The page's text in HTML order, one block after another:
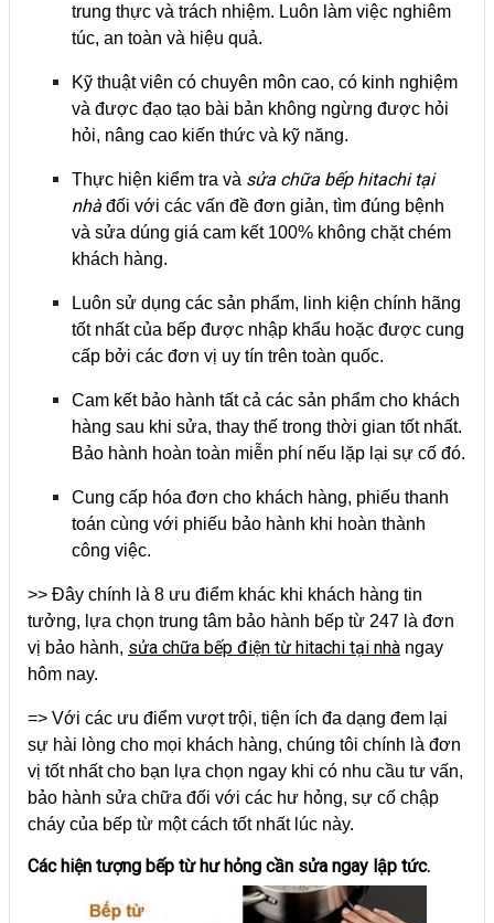
trung thực và trách nhiệm. Luôn làm việc nghiêm
túc, an toàn và hiệu quả.
Kỹ thuật viên có chuyên môn cao, có kinh nghiệm
và được đạo tạo bài bản không ngừng được hỏi
hỏi, nâng cao kiến thức và kỹ năng.
Thực hiện kiểm tra và sửa chữa bếp hitachi tại
nhà đối với các vấn đề đơn giản, tìm đúng bệnh
và sửa dúng giá cam kết 100% không chặt chém
khách hàng.
Luôn sử dụng các sản phẩm, linh kiện chính hãng
tốt nhất của bếp được nhập khẩu hoặc được cung
cấp bởi các đơn vị uy tín trên toàn quốc.
Cam kết bảo hành tất cả các sản phẩm cho khách
hàng sau khi sửa, thay thế trong thời gian tốt nhất.
Bảo hành hoàn toàn miễn phí nếu lặp lại sự cố đó.
Cung cấp hóa đơn cho khách hàng, phiếu thanh
toán cùng với phiếu bảo hành khi hoàn thành
công việc.
>> Đây chính là 8 ưu điểm khác khi khách hàng tin
tưởng, lựa chọn trung tâm bảo hành bếp từ 247 là đơn
vị bảo hành, sửa chữa bếp điện từ hitachi tại nhà ngay
hôm nay.
=> Với các ưu điểm vượt trội, tiện ích đa dạng đem lại
sự hài lòng cho mọi khách hàng, chúng tôi chính là đơn
vị tốt nhất cho bạn lựa chọn ngay khi có nhu cầu tư vấn,
bảo hành sửa chữa đối với các hư hỏng, sự cố chập
cháy của bếp từ một cách tốt nhất lúc này.
Các hiện tượng bếp từ hư hỏng cần sửa ngay lập tức.